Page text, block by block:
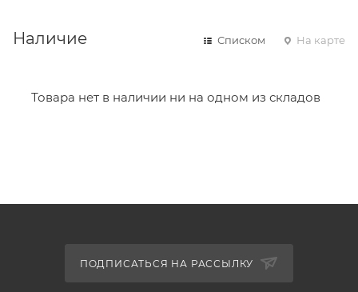
Наличие Списком На карте
Товара нет в наличии ни на одном из складов
ПОДПИСАТЬСЯ НА РАССЫЛКУ